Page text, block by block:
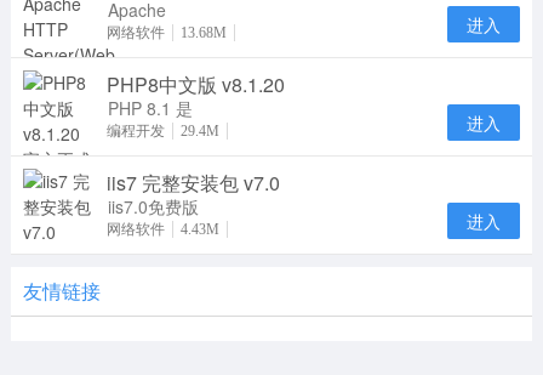
的 HT
Apache
HTTP Server
通俗地称为
Apache，是
一个开放源码
网络软件 13.68M 进入
PHP8中文版 v8.1.20
PHP 8.1 是
PHP 语言的
新。它包含了
许多
编程开发 29.4M 进入
iis7 完整安装包 v7.0
iis7.0免费版
是微软Web
网络软件 4.43M 进入
友情链接